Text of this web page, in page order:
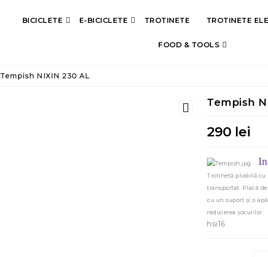
BICICLETE E-BICICLETE TROTINETE TROTINETE
FOOD & TOOLS
Tempish NIXIN 230 AL
 Tempish
290 lei
Trotinetă pliabilă cu
transportat. Placă
cu un suport și o
reducerea șocurilor.
hsi16